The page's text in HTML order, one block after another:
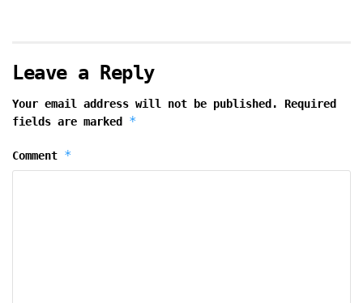
Leave a Reply
Your email address will not be published.
Required
fields are marked *
Comment *